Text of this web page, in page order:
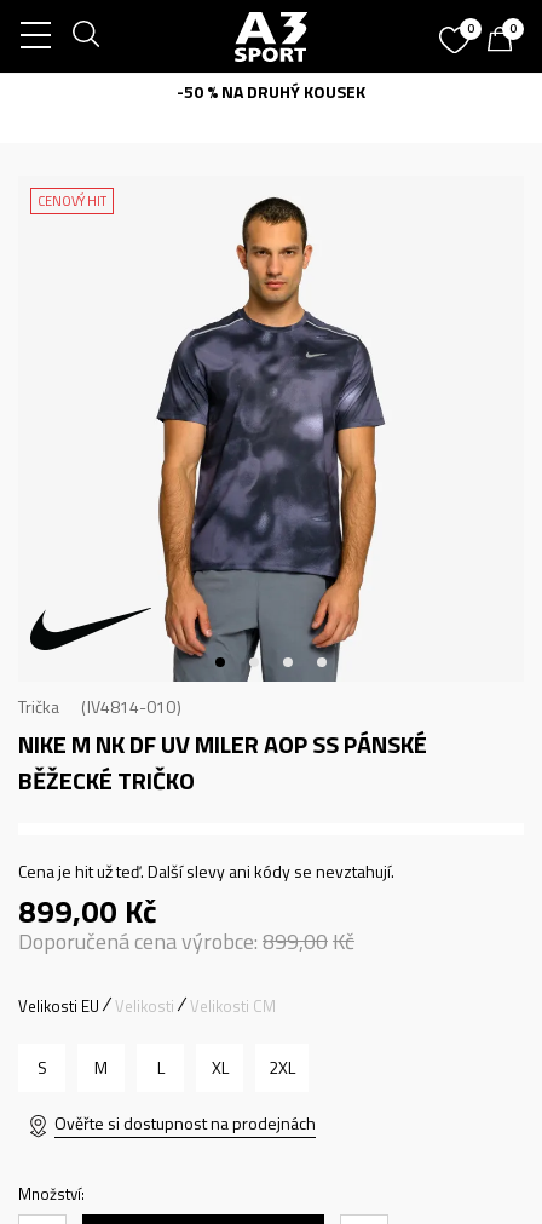
0 0
-50 % NA DRUHÝ KOUSEK
CENOVÝ HIT
Trička IV4814-010
NIKE M NK DF UV MILER AOP SSPÁNSKÉ
BĚŽECKÉ TRIČKO
Cena je hit už teď. Další slevy ani kódy se nevztahují.
899,00 Kč
Doporučená cena výrobce:899,00Kč
Velikosti EU Velikosti Velikosti CM
S M L XL 2XL
Ověřte si dostupnost na prodejnách
Množství: